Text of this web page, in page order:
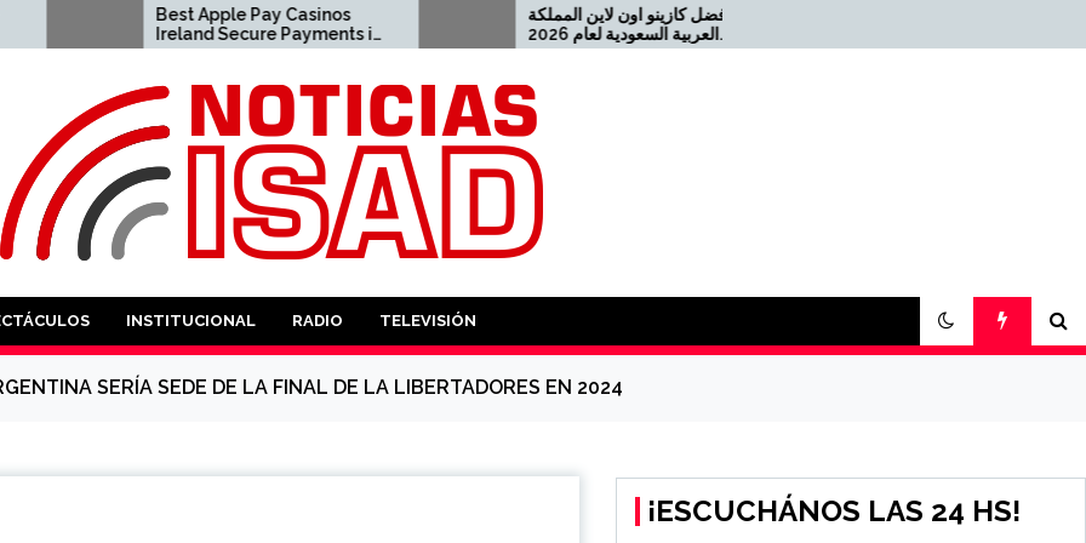
Best Apple Pay Casinos
Ireland Secure Payments in
2026 2023-04-23 apple pay
أفضل كازينو اون لاين المملكة
2021-08-04 كازينو USDT
INSTITUCIONAL RADIO TELEVISIÓN
SERÍA SEDE DE LA FINAL DE LA LIBERTADORES EN 2024
¡ESCUCHÁNOS LAS 24 HS!